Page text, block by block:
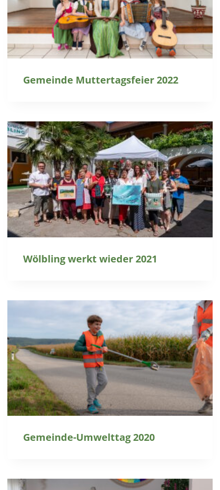
Gemeinde Muttertagsfeier 2022
Wölbling werkt wieder 2021
Gemeinde-Umwelttag 2020